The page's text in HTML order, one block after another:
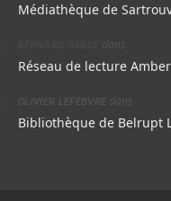
Médiathèque de
dans
Réseau de lecture
OLIVIER LEFEBVRE dans
Bibliothèque de Belrupt